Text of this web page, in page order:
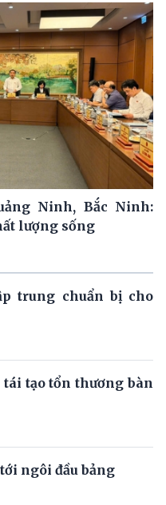
Ninh, Bắc Ninh:
lượng sống
trung chuẩn bị cho
tạo tổn thương bàn
ngôi đầu bảng